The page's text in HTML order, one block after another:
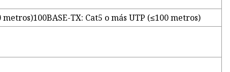
metros)100BASE-TX: Cat5 o más UTP (≤100 metros)